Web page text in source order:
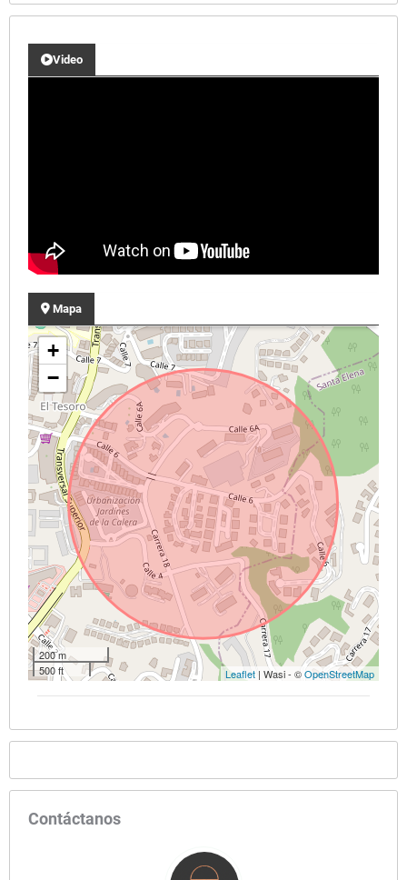
Video
Mapa
+
−
200 m
500 ft
Leaflet | Wasi - ©OpenStreetMap
Contáctanos